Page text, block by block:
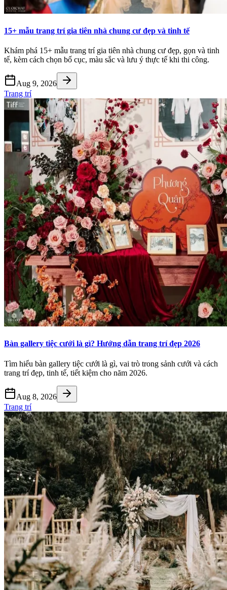
15+ mẫu trang trí gia tiên nhà chung cư đẹp và tinh tế
Khám phá 15+ mẫu trang trí gia tiên nhà chung cư đẹp, gọn và tinh
tế, kèm cách chọn bố cục, màu sắc và lưu ý thực tế khi thi công.
Aug 9, 2026
Trang trí
Bàn gallery tiệc cưới là gì? Hướng dẫn trang trí đẹp 2026
Tìm hiểu bàn gallery tiệc cưới là gì, vai trò trong sảnh cưới và cách
trang trí đẹp, tinh tế, tiết kiệm cho năm 2026.
Aug 8, 2026
Trang trí